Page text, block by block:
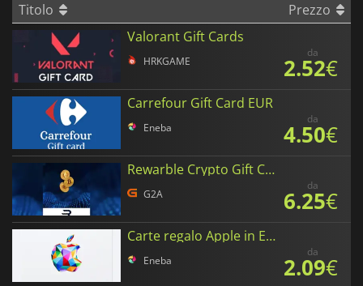
Titolo
Prezzo
Valorant Gift Cards
HRKGAME
da
2.52€
Carrefour Gift Card EUR
Eneba
da
4.50€
Rewarble Crypto Gift Cards EUR
G2A
da
6.25€
Carte regalo Apple in Euro
Eneba
da
2.09€